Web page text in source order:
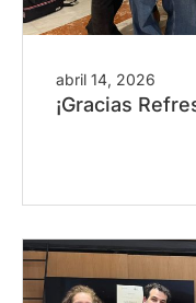
abril 14, 2026
¡Gracias